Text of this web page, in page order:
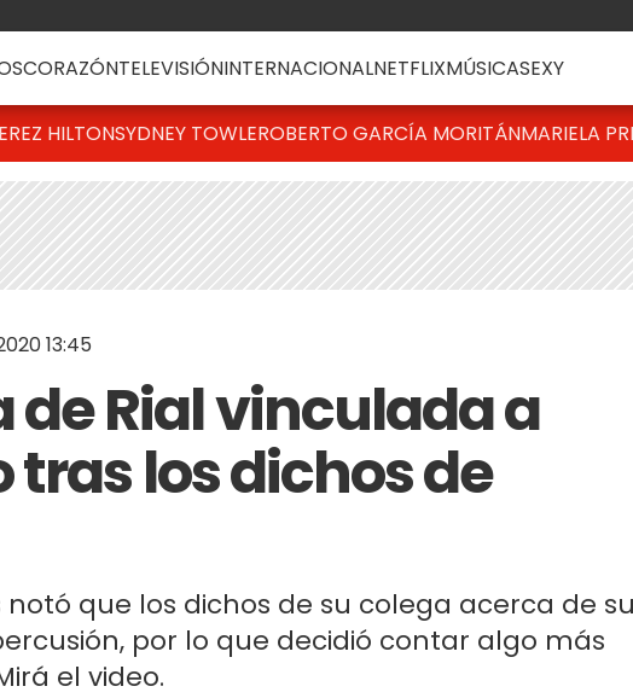
CORAZÓNTELEVISIÓNINTERNACIONALNETFLIXMÚSICASEXY
HILTONSYDNEY TOWLEROBERTO GARCÍA MORITÁNMARIELA
13:45
de Rial vinculada a
tras los dichos de
que los dichos de su colega acerca de
por lo que decidió contar algo más
el video.